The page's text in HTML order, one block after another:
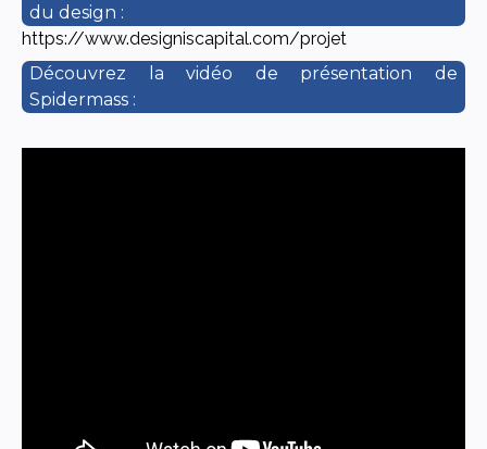
du design :
https://www.designiscapital.com/projet
Découvrez la vidéo de présentation de
Spidermass :